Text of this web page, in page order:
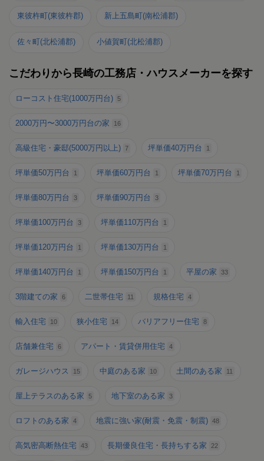
東彼杵町(東彼杵郡) 新上五島町(南松浦郡)
佐々町(北松浦郡) 小値賀町(北松浦郡)
こだわりから長崎の工務店・ハウスメーカーを探す
ローコスト住宅(1000万円台) 5
2000万円〜3000万円台の家 16
高級住宅・豪邸(5000万円以上) 7 坪単価40万円台 1
坪単価50万円台 1 坪単価60万円台 1 坪単価70万円台 1
坪単価80万円台 3 坪単価90万円台 3
坪単価100万円台 3 坪単価110万円台 1
坪単価120万円台 1 坪単価130万円台 1
坪単価140万円台 1 坪単価150万円台 1 平屋の家 33
3階建ての家 6 二世帯住宅 11 規格住宅 4
輸入住宅 10 狭小住宅 14 バリアフリー住宅 8
店舗兼住宅 6 アパート・賃貸併用住宅 4
ガレージハウス 15 中庭のある家 10 土間のある家 11
屋上テラスのある家 5 地下室のある家 3
ロフトのある家 4 地震に強い家(耐震・免震・制震) 48
高気密高断熱住宅 43 長期優良住宅・長持ちする家 22